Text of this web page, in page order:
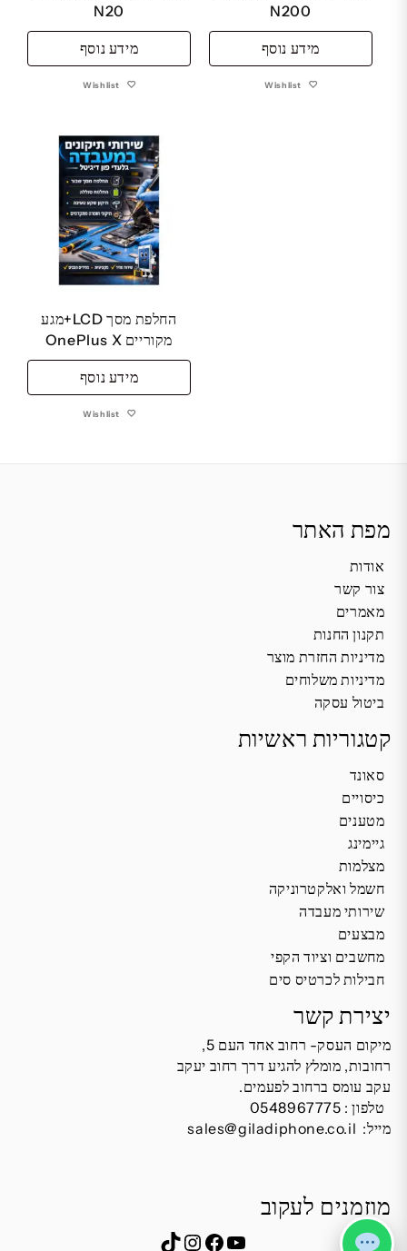
N20
מידע נוסף
Wishlist
N200
מידע נוסף
Wishlist
החלפת מסך LCD+מגע
מקוריים OnePlus X
מידע נוסף
Wishlist
מפת האתר
אודות
צור קשר
מאמרים
תקנון החנות
מדיניות החזרת מוצר
מדיניות משלוחים
ביטול עסקה
קטגוריות ראשיות
סאונד
כיסויים
מטענים
גיימינג
מצלמות
חשמל ואלקטרוניקה
שירותי מעבדה
מבצעים
מחשבים וציוד הקפי
חבילות לכרטיס סים
יצירת קשר
מיקום העסק- רחוב אחד העם 5,
רחובות, מומלץ להגיע דרך רחוב יעקב
עקב עומס ברחוב לפעמים.
טלפון : 0548967775
מייל: sales@giladiphone.co.il
מוזמנים לעקוב
YouTube
Facebook
Instagram
TikTok